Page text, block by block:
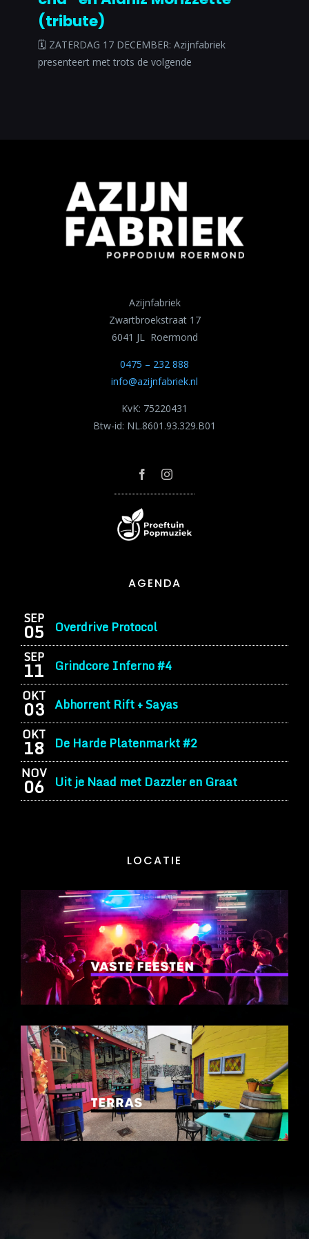
(tribute)
🗓 ZATERDAG 17 DECEMBER: Azijnfabriek
presenteert met trots de volgende
AGENDA
SEP
05 Overdrive Protocol
SEP
11 Grindcore Inferno #4
OKT
03 Abhorrent Rift + Sayas
OKT
18 De Harde Platenmarkt #2
NOV
06 Uit je Naad met Dazzler en Graat
Azijnfabriek
Zwartbroekstraat 17
6041 JL Roermond
0475 – 232 888
info@azijnfabriek.nl
KvK: 75220431
Btw-id: NL.8601.93.329.B01
LOCATIE